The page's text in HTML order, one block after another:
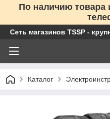
По наличию товара
Сеть магазинов TSSP -
Каталог